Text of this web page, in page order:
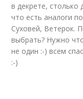
в декрете,
что есть аналоги
Суховей, Ветерок.
выбрать? Нужно
не один :-) всем
:-)